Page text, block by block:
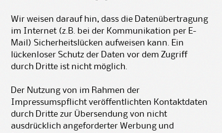
Wir weisen darauf hin, dass die Datenübertragung
im Internet (z.B. bei der Kommunikation per E-
Mail) Sicherheitslücken aufweisen kann. Ein
lückenloser Schutz der Daten vor dem Zugriff
durch Dritte ist nicht möglich.
Der Nutzung von im Rahmen der
Impressumspflicht veröffentlichten Kontaktdaten
durch Dritte zur Übersendung von nicht
ausdrücklich angeforderter Werbung und